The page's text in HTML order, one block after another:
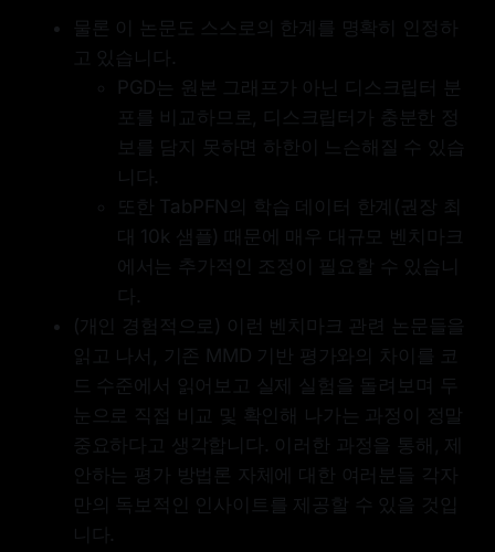
물론 이 논문도 스스로의 한계를 명확히 인정하
고 있습니다.
PGD는 원본 그래프가 아닌 디스크립터 분
포를 비교하므로, 디스크립터가 충분한 정
보를 담지 못하면 하한이 느슨해질 수 있습
니다.
또한 TabPFN의 학습 데이터 한계(권장 최
대 10k 샘플) 때문에 매우 대규모 벤치마크
에서는 추가적인 조정이 필요할 수 있습니
다.
(개인 경험적으로) 이런 벤치마크 관련 논문들을
읽고 나서, 기존 MMD 기반 평가와의 차이를 코
드 수준에서 읽어보고 실제 실험을 돌려보며 두
눈으로 직접 비교 및 확인해 나가는 과정이 정말
중요하다고 생각합니다. 이러한 과정을 통해, 제
안하는 평가 방법론 자체에 대한 여러분들 각자
만의 독보적인 인사이트를 제공할 수 있을 것입
니다.